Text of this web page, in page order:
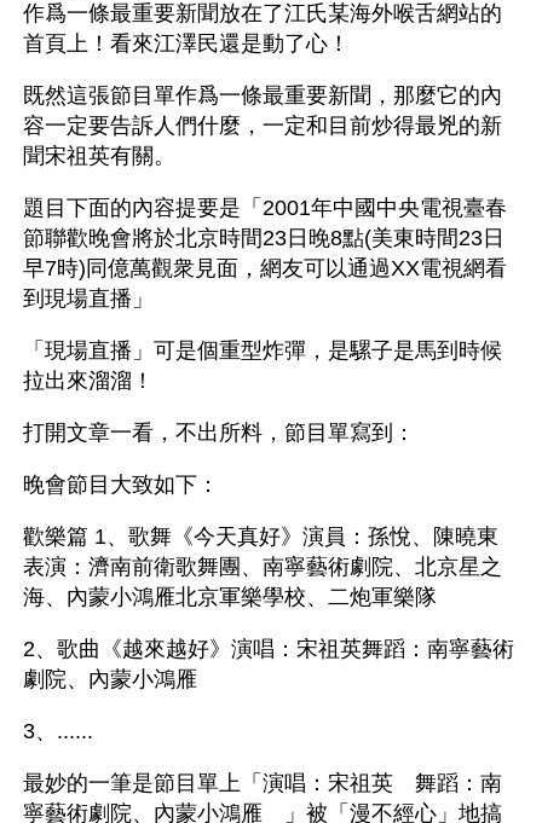
作爲一條最重要新聞放在了江氏某海外喉舌網站的
首頁上！看來江澤民還是動了心！
既然這張節目單作爲一條最重要新聞，那麼它的內
容一定要告訴人們什麼，一定和目前炒得最兇的新
聞宋祖英有關。
題目下面的內容提要是「2001年中國中央電視臺春
節聯歡晚會將於北京時間23日晚8點(美東時間23日
早7時)同億萬觀衆見面，網友可以通過XX電視網看
到現場直播」
「現場直播」可是個重型炸彈，是騾子是馬到時候
拉出來溜溜！
打開文章一看，不出所料，節目單寫到：
晚會節目大致如下：
歡樂篇 1、歌舞《今天真好》演員：孫悅、陳曉東
表演：濟南前衛歌舞團、南寧藝術劇院、北京星之
海、內蒙小鴻雁北京軍樂學校、二炮軍樂隊
2、歌曲《越來越好》演唱：宋祖英舞蹈：南寧藝術
劇院、內蒙小鴻雁
3、......
最妙的一筆是節目單上「演唱：宋祖英　舞蹈：南
寧藝術劇院、內蒙小鴻雁　」被「漫不經心」地搞